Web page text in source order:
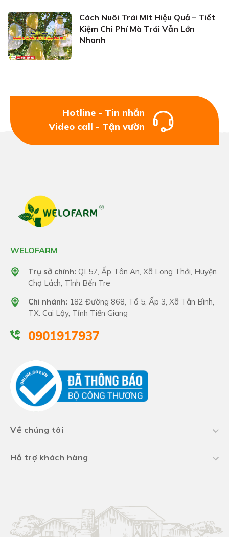
Cách Nuôi Trái Mít Hiệu Quả – Tiết
Kiệm Chi Phí Mà Trái Vẫn Lớn
Nhanh
Hotline - Tin nhắn
Video call - Tận vườn
WELOFARM
Trụ sở chính: QL57, Ấp Tân An, Xã Long Thới, Huyện
Chợ Lách, Tỉnh Bến Tre
Chi nhánh: 182 Đường 868, Tổ 5, Ấp 3, Xã Tân Bình,
TX. Cai Lậy, Tỉnh Tiền Giang
0901917937
Về chúng tôi
Hỗ trợ khách hàng